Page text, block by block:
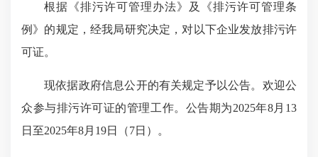
根据《排污许可管理办法》及《排污许可管理条
例》的规定，经我局研究决定，对以下企业发放排污许
可证。
现依据政府信息公开的有关规定予以公告。欢迎公
众参与排污许可证的管理工作。公告期为2025年8月13
日至2025年8月19日（7日）。